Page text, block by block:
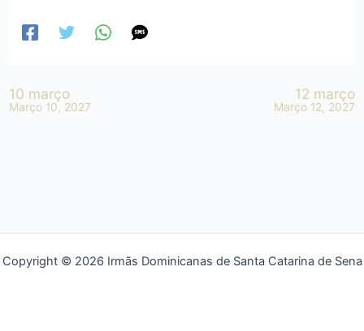
10 março
Março 10, 2027
12 março
Março 12, 2027
Copyright © 2026 Irmãs Dominicanas de Santa Catarina de Sena